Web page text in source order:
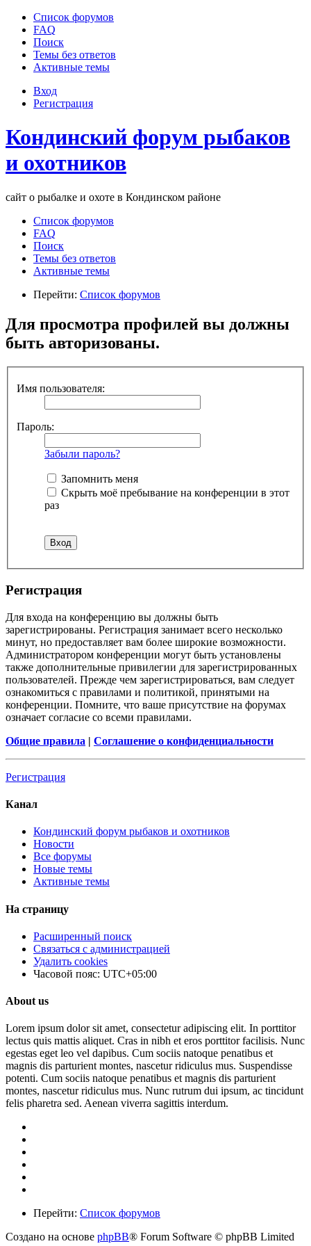
Список форумов
FAQ
Поиск
Темы без ответов
Активные темы
Вход
Регистрация
Кондинский форум рыбаков
и охотников
сайт о рыбалке и охоте в Кондинском районе
Список форумов
FAQ
Поиск
Темы без ответов
Активные темы
Перейти: Список форумов
Для просмотра профилей вы должны
быть авторизованы.
Имя пользователя:
Пароль:
Забыли пароль?
Запомнить меня
Скрыть моё пребывание на конференции в этот
раз
Регистрация
Для входа на конференцию вы должны быть
зарегистрированы. Регистрация занимает всего несколько
минут, но предоставляет вам более широкие возможности.
Администратором конференции могут быть установлены
также дополнительные привилегии для зарегистрированных
пользователей. Прежде чем зарегистрироваться, вам следует
ознакомиться с правилами и политикой, принятыми на
конференции. Помните, что ваше присутствие на форумах
означает согласие со всеми правилами.
Общие правила | Соглашение о конфиденциальности
Регистрация
Канал
Кондинский форум рыбаков и охотников
Новости
Все форумы
Новые темы
Активные темы
На страницу
Расширенный поиск
Связаться с администрацией
Удалить cookies
Часовой пояс: UTC+05:00
About us
Lorem ipsum dolor sit amet, consectetur adipiscing elit. In porttitor
lectus quis mattis aliquet. Cras in nibh et eros porttitor facilisis. Nunc
egestas eget leo vel dapibus. Cum sociis natoque penatibus et
magnis dis parturient montes, nascetur ridiculus mus. Suspendisse
potenti. Cum sociis natoque penatibus et magnis dis parturient
montes, nascetur ridiculus mus. Nunc rutrum dui ipsum, ac tincidunt
felis pharetra sed. Aenean viverra sagittis interdum.
Перейти: Список форумов
Создано на основе phpBB® Forum Software © phpBB Limited